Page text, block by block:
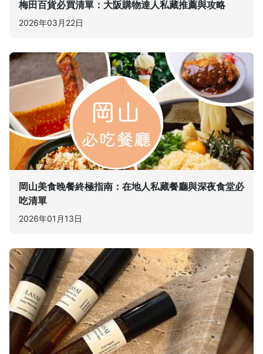
梅田百貨必買清單：大阪購物達人私藏推薦與攻略
2026年03月22日
岡山美食晚餐終極指南：在地人私藏餐廳與深夜食堂必
吃清單
2026年01月13日